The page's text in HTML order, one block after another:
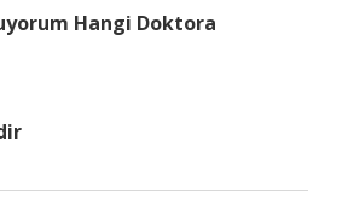
Hangi Doktora